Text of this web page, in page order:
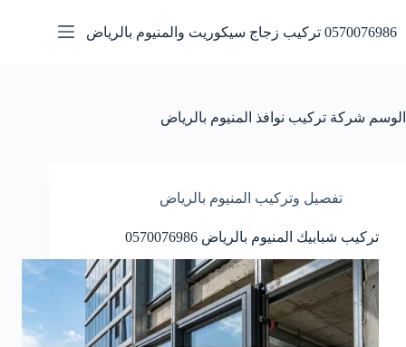
إلى
المحتوى
0570076986 تركيب زجاج سيكوريت والمنيوم بالرياض
الوسم شركة تركيب نوافذ المنيوم بالرياض
تفصيل وتركيب المنيوم بالرياض
تركيب شبابيك المنيوم بالرياض 0570076986